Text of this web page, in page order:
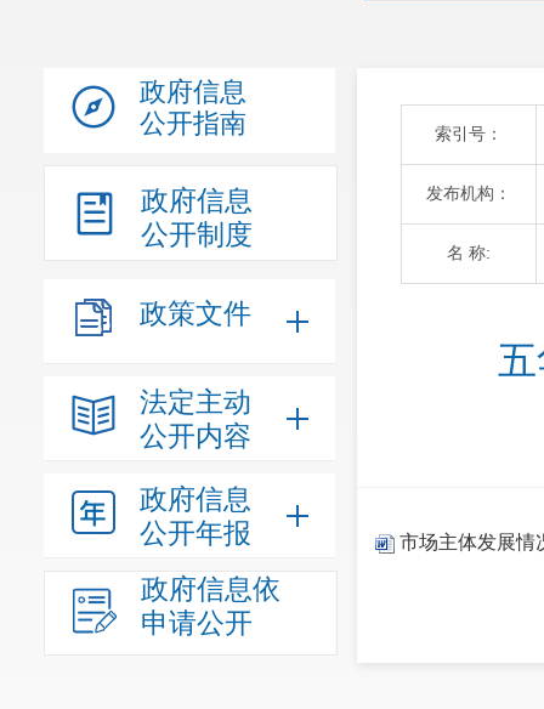
政府信息
公开指南
政府信息
公开制度
政策文件
法定主动
公开内容
政府信息
公开年报
政府信息依
申请公开
索引号：
发布机构：
名 称:
市场主体发展情